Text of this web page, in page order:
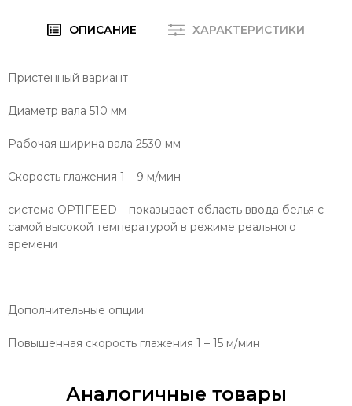
ОПИСАНИЕ ХАРАКТЕРИСТИКИ
Пристенный вариант
Диаметр вала 510 мм
Рабочая ширина вала 2530 мм
Скорость глажения 1 – 9 м/мин
система OPTIFEED – показывает область ввода белья с
самой высокой температурой в режиме реального
времени
Дополнительные опции:
Повышенная скорость глажения 1 – 15 м/мин
Аналогичные товары